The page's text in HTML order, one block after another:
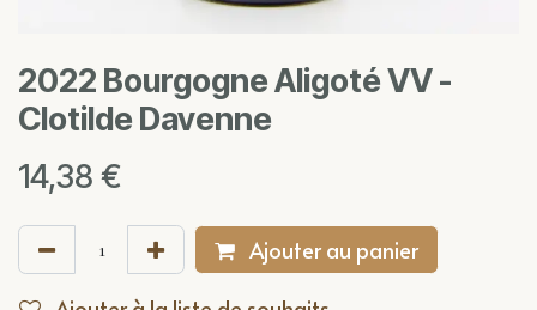
2022 Bourgogne Aligoté VV -
Clotilde Davenne
14,38 €
Ajouter au panier